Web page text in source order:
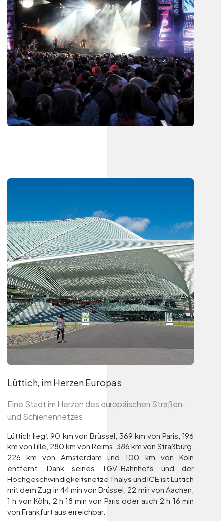
Lüttich, im Herzen Europas
Eine Stadt im Herzen des europäischen Straßen-
und Schienennetzes
Lüttich liegt 90 km von Brüssel, 369 km von Paris, 196
km von Lille, 280 km von Reims, 386 km von Straßburg,
226 km von Amsterdam und 100 km von Köln
entfernt. Dank seines TGV-Bahnhofs und der
Hochgeschwindigkeitsnetze Thalys und ICE ist Lüttich
mit dem Zug in 44 min von Brüssel, 22 min von Aachen,
1 h von Köln, 2 h 18 min von Paris oder auch 2 h 16 min
von Frankfurt aus erreichbar.